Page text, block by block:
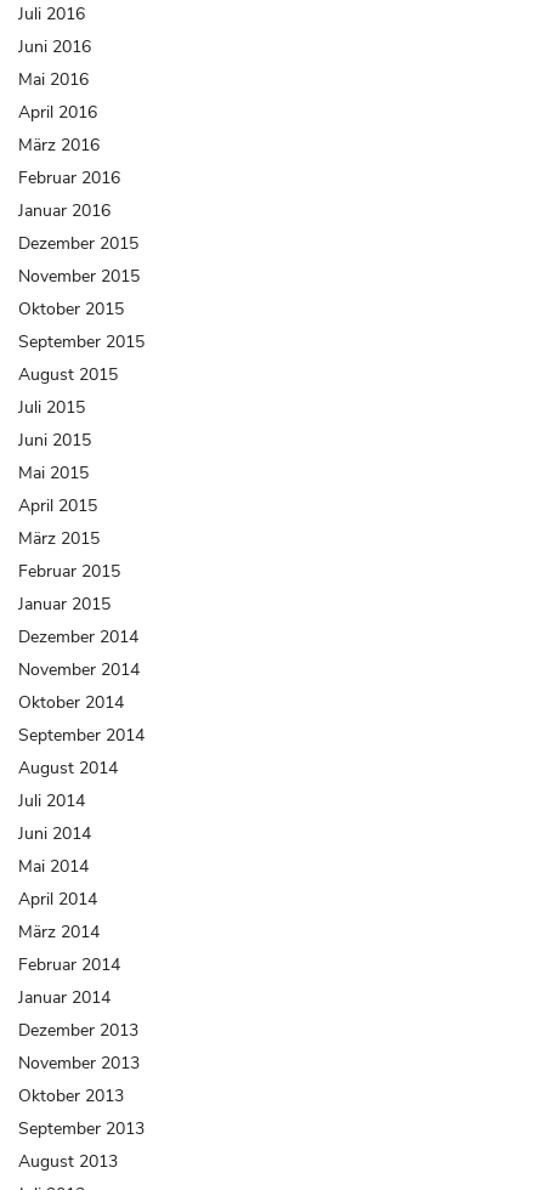
Juli 2016
Juni 2016
Mai 2016
April 2016
März 2016
Februar 2016
Januar 2016
Dezember 2015
November 2015
Oktober 2015
September 2015
August 2015
Juli 2015
Juni 2015
Mai 2015
April 2015
März 2015
Februar 2015
Januar 2015
Dezember 2014
November 2014
Oktober 2014
September 2014
August 2014
Juli 2014
Juni 2014
Mai 2014
April 2014
März 2014
Februar 2014
Januar 2014
Dezember 2013
November 2013
Oktober 2013
September 2013
August 2013